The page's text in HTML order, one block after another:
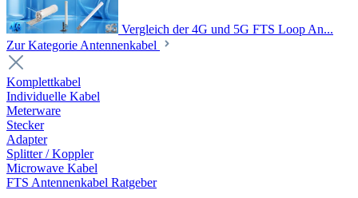
Vergleich der 4G und 5G FTS Loop An...
Zur Kategorie Antennenkabel
Komplettkabel
Individuelle Kabel
Meterware
Stecker
Adapter
Splitter / Koppler
Microwave Kabel
FTS Antennenkabel Ratgeber